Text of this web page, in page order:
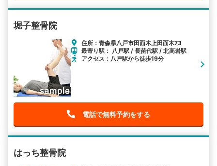
堀子整骨院
住所：青森県八戸市田面木上田面木73
最寄り駅： 八戸駅 / 長苗代駅 / 北高岩駅
アクセス：八戸駅から徒歩19分
電話で無料予約をする
はっち整骨院